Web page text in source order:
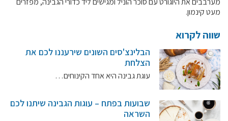
אוכלים בכיף
משקים תיירותיים
פעילויות ומערכים
סיפורי המשקים
שעת סיפור
ראיונות
מעט קינמון.
שווה לקרוא
הבלינצ'סים השונים שירעננו לכם את
הצלחת
עוגת גבינה היא אחד הקינוחים…
שבועות בפתח – עוגות הגבינה שיתנו לכם
השראה